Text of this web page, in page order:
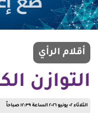
أقلام الرأي
التوازن
الثلاثاء ٠٢ يونيو ٢٠٢٦ الساعة ١٢:٣٩ صباحاً